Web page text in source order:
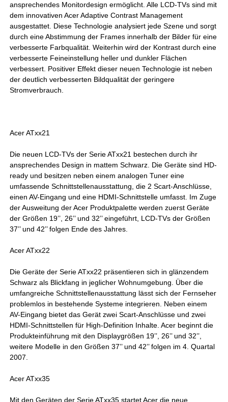
ansprechendes Monitordesign ermöglicht. Alle LCD-TVs sind mit
dem innovativen Acer Adaptive Contrast Management
ausgestattet. Diese Technologie analysiert jede Szene und sorgt
durch eine Abstimmung der Frames innerhalb der Bilder für eine
verbesserte Farbqualität. Weiterhin wird der Kontrast durch eine
verbesserte Feineinstellung heller und dunkler Flächen
verbessert. Positiver Effekt dieser neuen Technologie ist neben
der deutlich verbesserten Bildqualität der geringere
Stromverbrauch.
Acer ATxx21
Die neuen LCD-TVs der Serie ATxx21 bestechen durch ihr
ansprechendes Design in mattem Schwarz. Die Geräte sind HD-
ready und besitzen neben einem analogen Tuner eine
umfassende Schnittstellenausstattung, die 2 Scart-Anschlüsse,
einen AV-Eingang und eine HDMI-Schnittstelle umfasst. Im Zuge
der Ausweitung der Acer Produktpalette werden zuerst Geräte
der Größen 19’’, 26’’ und 32’’ eingeführt, LCD-TVs der Größen
37’’ und 42’’ folgen Ende des Jahres.
Acer ATxx22
Die Geräte der Serie ATxx22 präsentieren sich in glänzendem
Schwarz als Blickfang in jeglicher Wohnumgebung. Über die
umfangreiche Schnittstellenausstattung lässt sich der Fernseher
problemlos in bestehende Systeme integrieren. Neben einem
AV-Eingang bietet das Gerät zwei Scart-Anschlüsse und zwei
HDMI-Schnittstellen für High-Definition Inhalte. Acer beginnt die
Produkteinführung mit den Displaygrößen 19’’, 26’’ und 32’’,
weitere Modelle in den Größen 37’’ und 42’’ folgen im 4. Quartal
2007.
Acer ATxx35
Mit den Geräten der Serie ATxx35 startet Acer die neue